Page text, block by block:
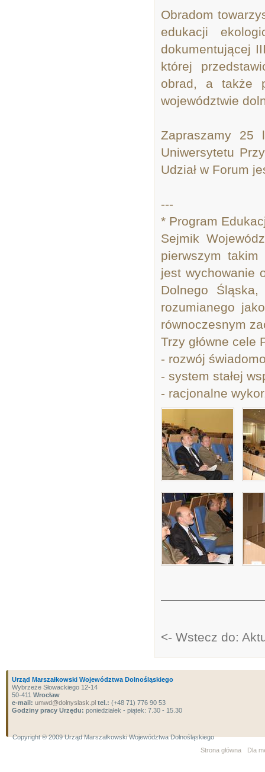
Obradom
edukacji
dokumentującej
której
obrad, a także
województwie
Zapraszamy 25
Uniwersytetu
Udział w Forum
---
* Program
Sejmik
pierwszym takim
jest wychowanie
Dolnego
rozumianego
równoczesnym
Trzy główne cele
- rozwój
- system stałej
- racjonalne
<- Wstecz do:
Urząd Marszałkowski Województwa Dolnośląskiego
Wybrzeże Słowackiego 12-14
50-411 Wrocław
e-mail: umwd@dolnyslask.pl tel.: (+48 71) 776 90 53
Godziny pracy Urzędu: poniedziałek - piątek: 7.30 - 15.30
Copyright ® 2009 Urząd Marszałkowski Województwa Dolnośląskiego
Strona główna
Dla